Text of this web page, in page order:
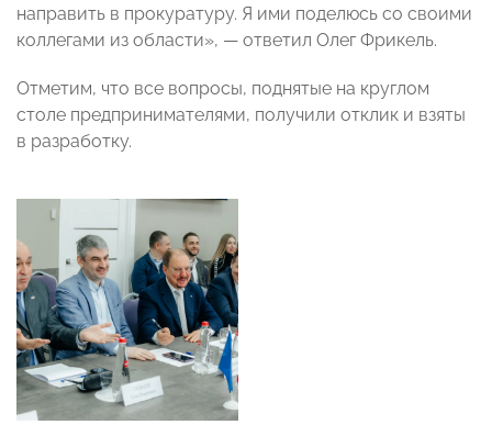
направить в прокуратуру. Я ими поделюсь со своими
коллегами из области», — ответил Олег Фрикель.
Отметим, что все вопросы, поднятые на круглом
столе предпринимателями, получили отклик и взяты
в разработку.